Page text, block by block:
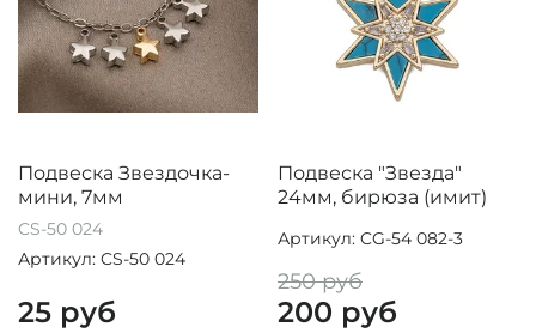
Подвеска Звездочка-
мини, 7мм
CS-50 024
Артикул: CS-50 024
25 руб
Подвеска "Звезда"
24мм, бирюза (имит)
Артикул: CG-54 082-3
250 руб
200 руб